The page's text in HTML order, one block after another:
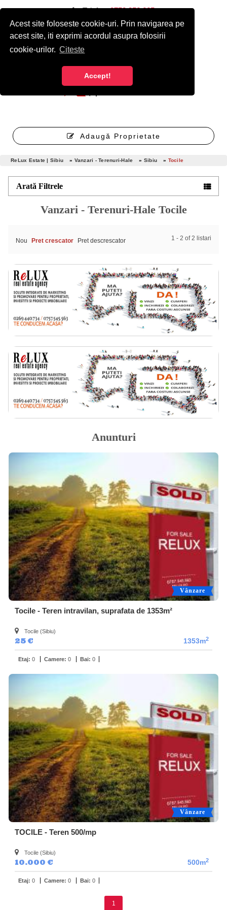
Acest site foloseste cookie-uri. Prin navigarea pe
acest site, iti exprimi acordul asupra folosirii
cookie-urilor. Citeste
Accept!
Telefon:0750 256 665
Autentificare Înregistrare cont nou gratuit
Adaugă Proprietate
ReLux Estate | Sibiu » Vanzari - Terenuri-Hale » Sibiu » Tocile
Arată Filtrele
Vanzari - Terenuri-Hale Tocile
1 - 2 of 2 listari
Nou Pret crescator Pret descrescator
Anunturi
Vânzare
Tocile - Teren intravilan, suprafata de 1353m²
Tocile (Sibiu)
25 € 1353m2
Etaj: 0 Camere: 0 Bai: 0
Vânzare
TOCILE - Teren 500/mp
Tocile (Sibiu)
10.000 € 500m2
Etaj: 0 Camere: 0 Bai: 0
1